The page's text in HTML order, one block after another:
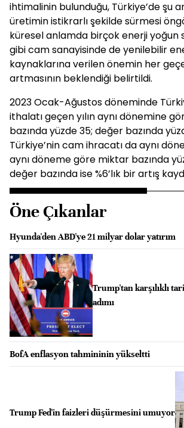
ihtimalinin bulunduğu, Türkiye’de şu
üretimin istikrarlı şekilde sürmesi
küresel anlamda birçok enerji yoğun
gibi cam sanayisinde de yenilebilir
kaynaklarına verilen önemin her
artmasının beklendiği belirtildi.
2023 Ocak-Ağustos döneminde
ithalatı geçen yılın aynı dönemine
bazında yüzde 35; değer bazında
Türkiye’nin cam ihracatı da aynı
aynı döneme göre miktar bazında
değer bazında ise %6’lık bir artış
Öne Çıkanlar
Hyunda'den ABD'ye 21 milyar dolar yatırım
Trump'tan karşılıklı
adımı
BofA enflasyon tahmininin yükseltti
Trump Fed'in faizleri düşürmesini umuyor